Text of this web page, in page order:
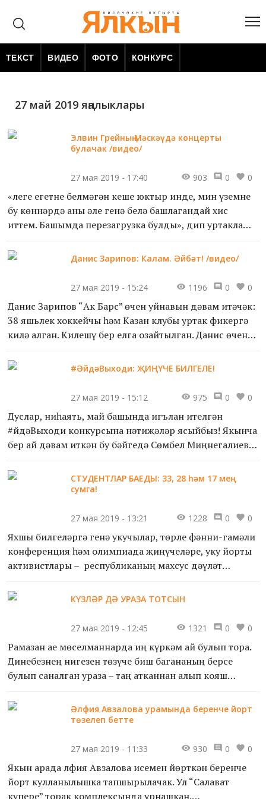
ТЕКСТ ВИДЕО ФОТО КОНКУРС
27 май 2019 яңалыклары
Элвин Грейның Мәскәүдә концерты
булачак /видео/
27 мая 2019 - 17:40 903 0 0
«Әлеге егетне белмәгән кеше юктыр инде, мин үземне
бу көннәрдә аны әле генә белә башлагандай хис
иттем. Башымда перезагрузка булды», дип уртаклаша
соң Ta...
Данис Зарипов: Калам. Әйбәт! /видео/
27 мая 2019 - 15:24 1196 0 0
Данис Зарипов “Ак Барс” өчен уйнавын дәвам итәчәк:
38 яшьлек хоккейчы һәм Казан клубы уртак фикергә
килә алган. Килешү бер елга озайтылган. Данис өчен
#ӘйдәВыходи: ҖИҢҮЧЕ БИЛГЕЛЕ!
27 мая 2019 - 15:12 975 0 0
Дуслар, ниһаять, май башында игълан ителгән
#ӘйдәВыходи конкурсына нәтиҗәләр ясыйбыз! Якынча
бер ай дәвам иткән бу бәйгедә Сөмбел Миңнегалиева
“Урамда яз. Май аенда кояш көннән-көн ны...
СТУДЕНТЛАР БАЕДЫ: 33, 28 һәм 17 мең
сумга!
27 мая 2019 - 13:21 1228 0 0
Яхшы билгеләргә генә укучылар, төрле фәнни-гамәли
конференция һәм олимпиада җиңүчеләре, уку йорты
активистлары – республиканың махсус дәүләт
алар. Бые...
КҮЗЛӘР ДӘ УРАЗА ТОТСЫН
27 мая 2019 - 12:45 1321 0 0
Рамазан ае мөселманнарда иң күркәм ай булып тора.
Динебезнең нигезен төзүче биш багананың берсе
булып саналган ураза – таң атканнан алып кояш
ашамый-эч...
Әлфия Авзалова урамында беренче йорт
төзелеп бетте
27 мая 2019 - 11:33 930 0 0
Якын арада Әлфия Авзалова исемен йөрткән беренче
йорт кулланылышка тапшырылачак. Ул “Салават
күпере” торак комплексында урнашкан.